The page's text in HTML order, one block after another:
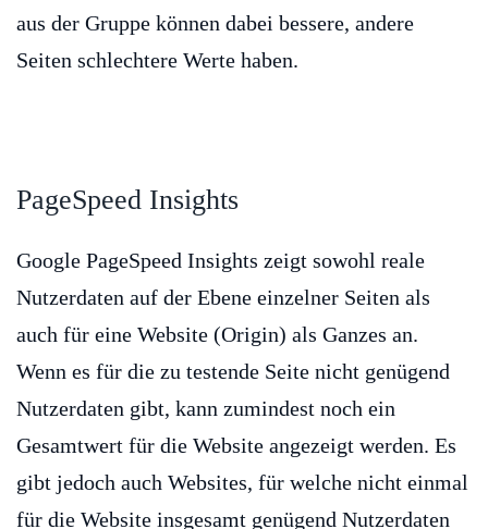
aus der Gruppe können dabei bessere, andere
Seiten schlechtere Werte haben.
PageSpeed Insights
Google PageSpeed Insights zeigt sowohl reale
Nutzerdaten auf der Ebene einzelner Seiten als
auch für eine Website (Origin) als Ganzes an.
Wenn es für die zu testende Seite nicht genügend
Nutzerdaten gibt, kann zumindest noch ein
Gesamtwert für die Website angezeigt werden. Es
gibt jedoch auch Websites, für welche nicht einmal
für die Website insgesamt genügend Nutzerdaten